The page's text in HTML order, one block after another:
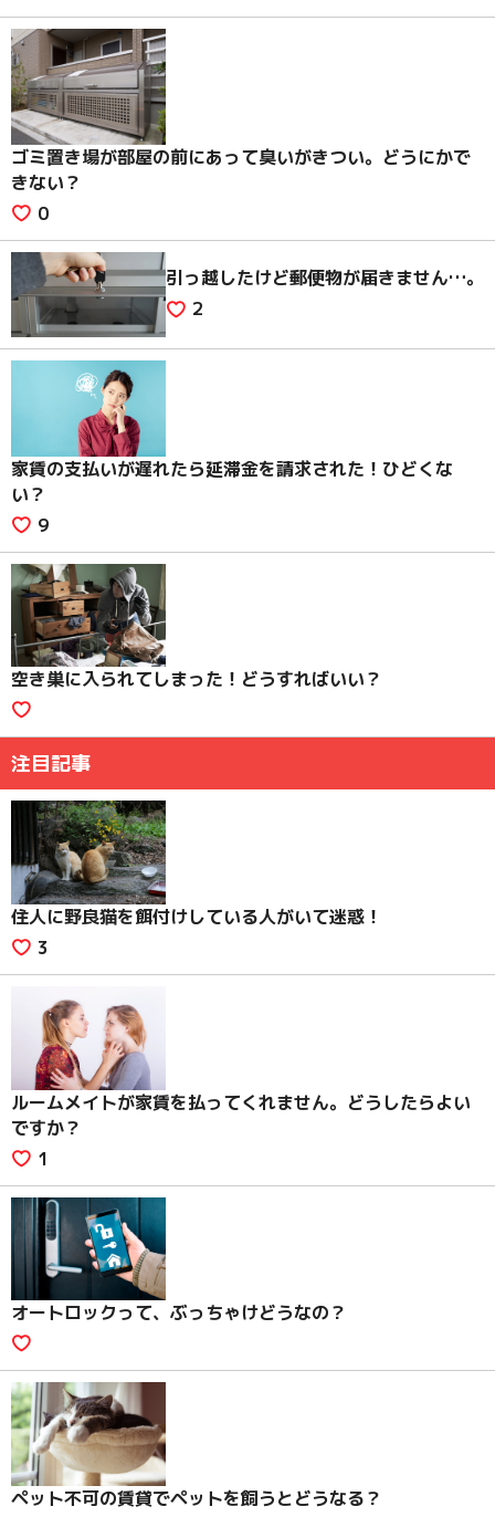
ゴミ置き場が部屋の前にあって臭いがきつい。どうにかで
きない？
0
引っ越したけど郵便物が届きません…。
2
家賃の支払いが遅れたら延滞金を請求された！ひどくな
い？
9
空き巣に入られてしまった！どうすればいい？
注目記事
住人に野良猫を餌付けしている人がいて迷惑！
3
ルームメイトが家賃を払ってくれません。どうしたらよい
ですか？
1
オートロックって、ぶっちゃけどうなの？
ペット不可の賃貸でペットを飼うとどうなる？